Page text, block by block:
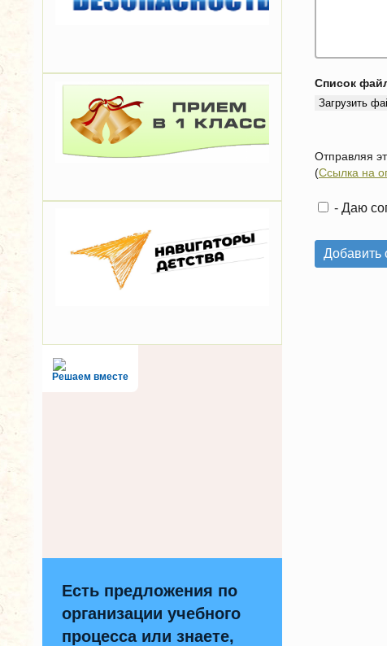
Решаем вместе
Есть предложения по
организации учебного
процесса или знаете,
Cписок
Загрузить
Отправляя
(Ссылка на
- Даю
Добавить